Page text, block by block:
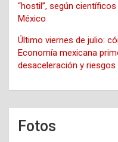
“hostil”, según científicos
México
Último viernes de julio:
Economía mexicana
desaceleración y
Fotos